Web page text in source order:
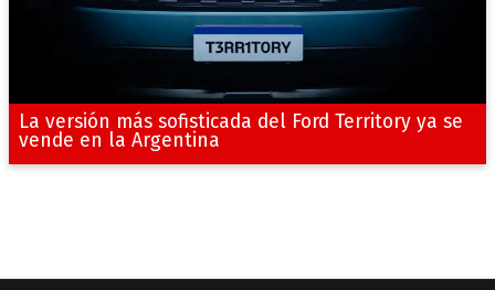
La versión más sofisticada del Ford Territory ya se
vende en la Argentina